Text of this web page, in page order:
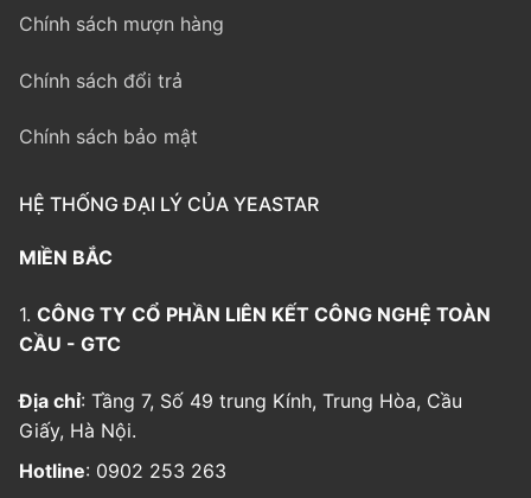
Chính sách mượn hàng
Chính sách đổi trả
Chính sách bảo mật
HỆ THỐNG ĐẠI LÝ CỦA YEASTAR
MIỀN BẮC
1. CÔNG TY CỔ PHẦN LIÊN KẾT CÔNG NGHỆ TOÀN
CẦU - GTC
Địa chỉ: Tầng 7, Số 49 trung Kính, Trung Hòa, Cầu
Giấy, Hà Nội.
Hotline: 0902 253 263